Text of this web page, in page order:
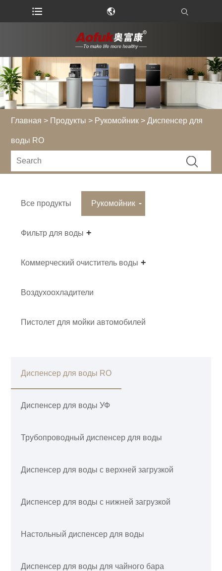
Главная > Продукты > Рукомойник > Диспенсер для
воды RO
Все продукты Рукомойник
Фильтр для воды
Коммерческий очиститель воды
Воздухоохладители
Пистолет для мойки автомобилей
Диспенсер для воды RO
Диспенсер для воды УФ
Трубопроводный диспенсер для воды
Диспенсер для воды с верхней загрузкой
Диспенсер для воды с нижней загрузкой
Настольный диспенсер для воды
Диспенсер для воды для чайного бара